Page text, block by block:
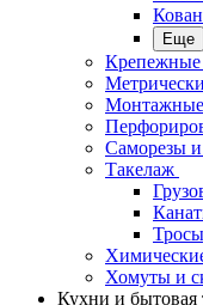
Еще
Крепежные
Саморезы
Такелаж
Хомуты и
Кухни и бытовая